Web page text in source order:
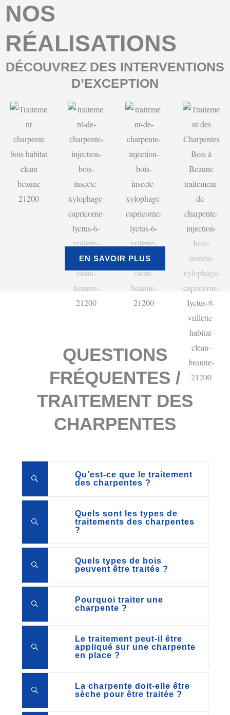
NOS
RÉALISATIONS
DÉCOUVREZ DES INTERVENTIONS
D’EXCEPTION
EN SAVOIR PLUS
QUESTIONS
FRÉQUENTES /
TRAITEMENT DES
CHARPENTES
Qu’est-ce que le traitement
des charpentes ?
Quels sont les types de
traitements des charpentes
?
Quels types de bois
peuvent être traités ?
Pourquoi traiter une
charpente ?
Le traitement peut-il être
appliqué sur une charpente
en place ?
La charpente doit-elle être
sèche pour être traitée ?